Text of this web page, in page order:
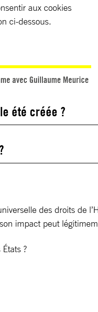
aux cookies
ci-dessous.
avec Guillaume Meurice
été créée ?
des droits de
impact peut
?